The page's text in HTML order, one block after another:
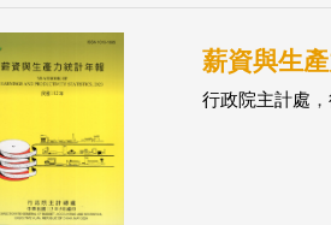
薪資與生
行政院主計處 ，